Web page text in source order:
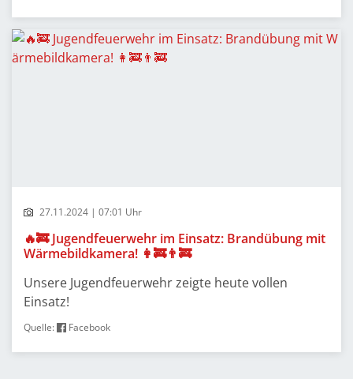
27.11.2024 | 07:01 Uhr
🔥🚒 Jugendfeuerwehr im Einsatz: Brandübung mit
Wärmebildkamera! 👩‍🚒👨‍🚒
Unsere Jugendfeuerwehr zeigte heute vollen
Einsatz!
Quelle: Facebook